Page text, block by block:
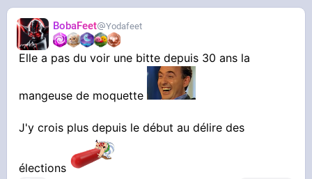
BobaFeet Yodafeet
Elle a pas du voir une bitte depuis 30 ans la
mangeuse de moquette
J'y crois plus depuis le début au délire des
élections